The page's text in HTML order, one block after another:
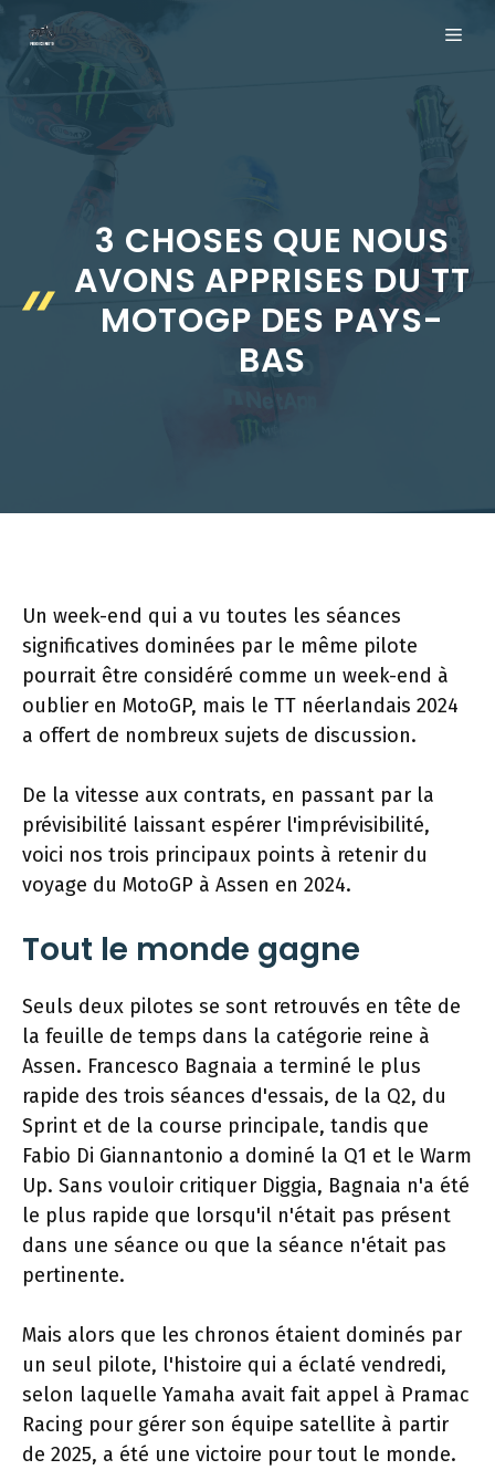
3 CHOSES QUE NOUS
AVONS APPRISES DU TT
MOTOGP DES PAYS-
BAS
Un week-end qui a vu toutes les séances
significatives dominées par le même pilote
pourrait être considéré comme un week-end à
oublier en MotoGP, mais le TT néerlandais 2024
a offert de nombreux sujets de discussion.
De la vitesse aux contrats, en passant par la
prévisibilité laissant espérer l'imprévisibilité,
voici nos trois principaux points à retenir du
voyage du MotoGP à Assen en 2024.
Tout le monde gagne
Seuls deux pilotes se sont retrouvés en tête de
la feuille de temps dans la catégorie reine à
Assen. Francesco Bagnaia a terminé le plus
rapide des trois séances d'essais, de la Q2, du
Sprint et de la course principale, tandis que
Fabio Di Giannantonio a dominé la Q1 et le Warm
Up. Sans vouloir critiquer Diggia, Bagnaia n'a été
le plus rapide que lorsqu'il n'était pas présent
dans une séance ou que la séance n'était pas
pertinente.
Mais alors que les chronos étaient dominés par
un seul pilote, l'histoire qui a éclaté vendredi,
selon laquelle Yamaha avait fait appel à Pramac
Racing pour gérer son équipe satellite à partir
de 2025, a été une victoire pour tout le monde.